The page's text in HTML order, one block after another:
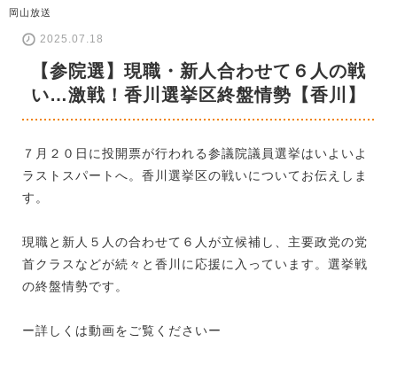
岡山放送
2025.07.18
【参院選】現職・新人合わせて６人の戦
い…激戦！香川選挙区終盤情勢【香川】
７月２０日に投開票が行われる参議院議員選挙はいよいよ
ラストスパートへ。香川選挙区の戦いについてお伝えしま
す。
現職と新人５人の合わせて６人が立候補し、主要政党の党
首クラスなどが続々と香川に応援に入っています。選挙戦
の終盤情勢です。
ー詳しくは動画をご覧くださいー